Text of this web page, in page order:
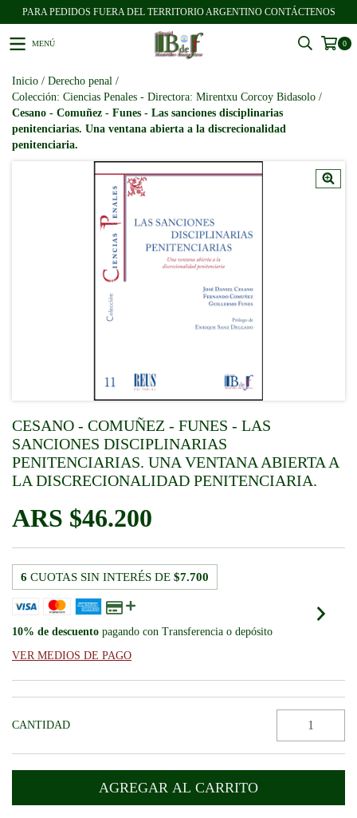
PARA PEDIDOS FUERA DEL TERRITORIO ARGENTINO CONTÁCTENOS
MENÚ 0
Inicio / Derecho penal /
Colección: Ciencias Penales - Directora: Mirentxu Corcoy Bidasolo /
Cesano - Comuñez - Funes - Las sanciones disciplinarias
penitenciarias. Una ventana abierta a la discrecionalidad
penitenciaria.
CESANO - COMUÑEZ - FUNES - LAS
SANCIONES DISCIPLINARIAS
PENITENCIARIAS. UNA VENTANA ABIERTA A
LA DISCRECIONALIDAD PENITENCIARIA.
$46.200
6 CUOTAS SIN INTERÉS DE $7.700
10% de descuento pagando con Transferencia o depósito
VER MEDIOS DE PAGO
CANTIDAD